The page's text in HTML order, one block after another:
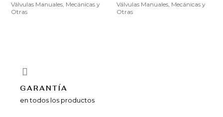
Válvulas Manuales, Mecánicas y
Otras
Válvulas Manuales, Mecánicas y
Otras
GARANTÍA
en todos los productos